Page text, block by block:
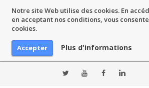
Notre site Web utilise des cookies. En
en acceptant nos conditions, vous
cookies.
Accepter Plus d'informations